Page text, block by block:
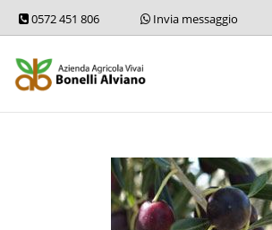
0572 451 806 Invia messaggio